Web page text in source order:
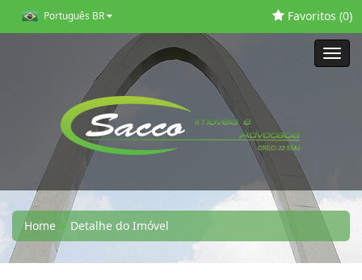
Português BR Favoritos (0)
Home Detalhe do Imóvel